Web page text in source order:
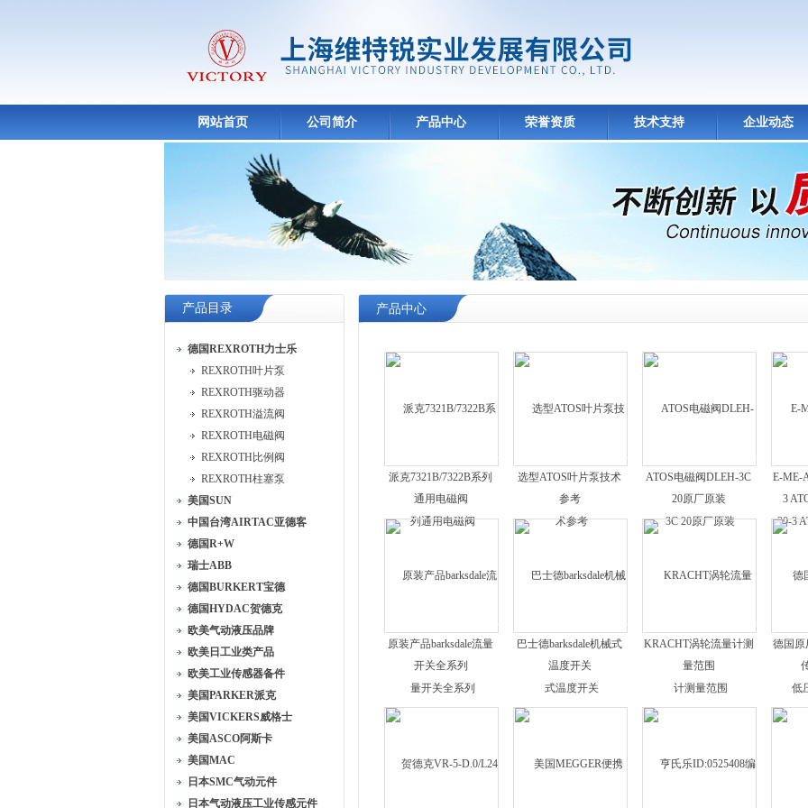
网站首页 公司简介 产品中心 荣誉资质 技术支持 企业动态
产品目录
德国REXROTH力士乐
REXROTH叶片泵
REXROTH驱动器
REXROTH溢流阀
REXROTH电磁阀
REXROTH比例阀
REXROTH柱塞泵
美国SUN
中国台湾AIRTAC亚德客
德国R+W
瑞士ABB
德国BURKERT宝德
德国HYDAC贺德克
欧美气动液压品牌
欧美日工业类产品
欧美工业传感器备件
美国PARKER派克
美国VICKERS威格士
美国ASCO阿斯卡
美国MAC
日本SMC气动元件
日本气动液压工业传感元件
产品中心
派克7321B/7322B系列
通用电磁阀
选型ATOS叶片泵技术
参考
ATOS电磁阀DLEH-3C
20原厂原装
E-ME-
3
原装产品barksdale流量
开关全系列
巴士德barksdale机械式
温度开关
KRACHT涡轮流量计测
量范围
德国原